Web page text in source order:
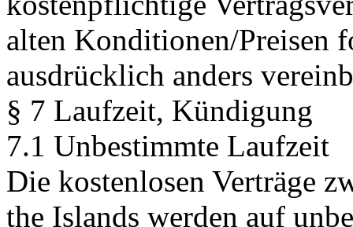
alten Konditionen/Preisen
ausdrücklich anders
§ 7 Laufzeit, Kündigung
7.1 Unbestimmte Laufzeit
Die kostenlosen Verträge
the Islands werden auf